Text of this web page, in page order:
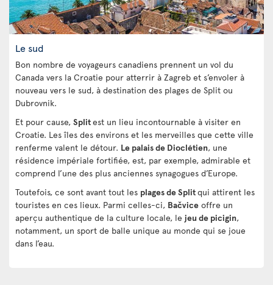
Le sud
Bon nombre de voyageurs canadiens prennent un vol du
Canada vers la Croatie pour atterrir à Zagreb et s’envoler à
nouveau vers le sud, à destination des plages de Split ou
Dubrovnik.
Et pour cause, Splitest un lieu incontournable à visiter en
Croatie. Les îles des environs et les merveilles que cette ville
renferme valent le détour. Le palais de Dioclétien, une
résidence impériale fortifiée, est, par exemple, admirable et
comprend l’une des plus anciennes synagogues d’Europe.
Toutefois, ce sont avant tout les plages de Splitqui attirent les
touristes en ces lieux. Parmi celles-ci, Bačvice offre un
aperçu authentique de la culture locale, le jeu de picigin,
notamment, un sport de balle unique au monde qui se joue
dans l’eau.